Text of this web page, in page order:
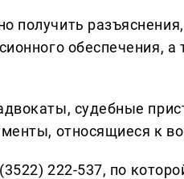
получить
обеспечения,
судебные
относящиеся к
222-537, по